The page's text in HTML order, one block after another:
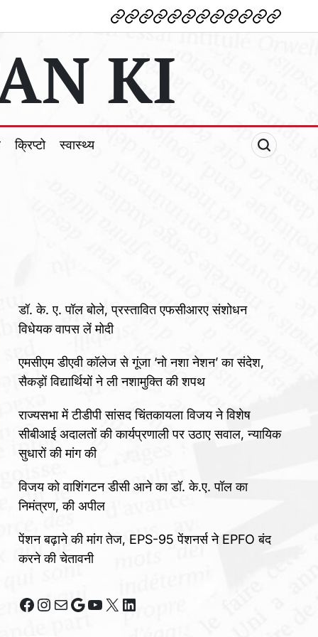
देश विदेशपोलटिकल
मनोरंजन
शिक्षाटेक्नोलॉजी
व्यापारक्राइम
धर्म खेलक्रिप्टोस्वास्थ्य
KI
क्रिप्टो स्वास्थ्य
डॉ. के. ए. पॉल बोले, प्रस्तावित एफसीआरए संशोधन
विधेयक वापस लें मोदी
एमसीएम डीएवी कॉलेज से गूंजा ‘नो नशा नेशन’ का संदेश,
सैकड़ों विद्यार्थियों ने ली नशामुक्ति की शपथ
राज्यसभा में टीडीपी सांसद चिंतकायला विजय ने विशेष
सीबीआई अदालतों की कार्यप्रणाली पर उठाए सवाल, न्यायिक
सुधारों की मांग की
विजय को वाशिंगटन डीसी आने का डॉ. के.ए. पॉल का
निमंत्रण, की अपील
पेंशन बढ़ाने की मांग तेज, EPS-95 पेंशनर्स ने EPFO बंद
करने की चेतावनी
Facebook
Instagram
MailGoogle
YouTube
X LinkedIn